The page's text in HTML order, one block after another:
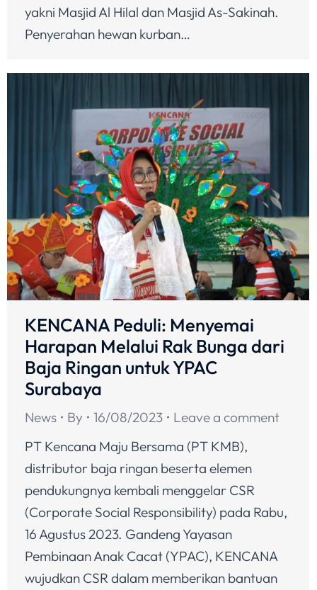
yakni Masjid Al Hilal dan Masjid As-Sakinah.
Penyerahan hewan kurban…
KENCANA Peduli: Menyemai
Harapan Melalui Rak Bunga dari
Baja Ringan untuk YPAC
Surabaya
News By 16/08/2023
Leave a comment
PT Kencana Maju Bersama (PT KMB),
distributor baja ringan beserta elemen
pendukungnya kembali menggelar CSR
(Corporate Social Responsibility) pada Rabu,
16 Agustus 2023. Gandeng Yayasan
Pembinaan Anak Cacat (YPAC), KENCANA
wujudkan CSR dalam memberikan bantuan